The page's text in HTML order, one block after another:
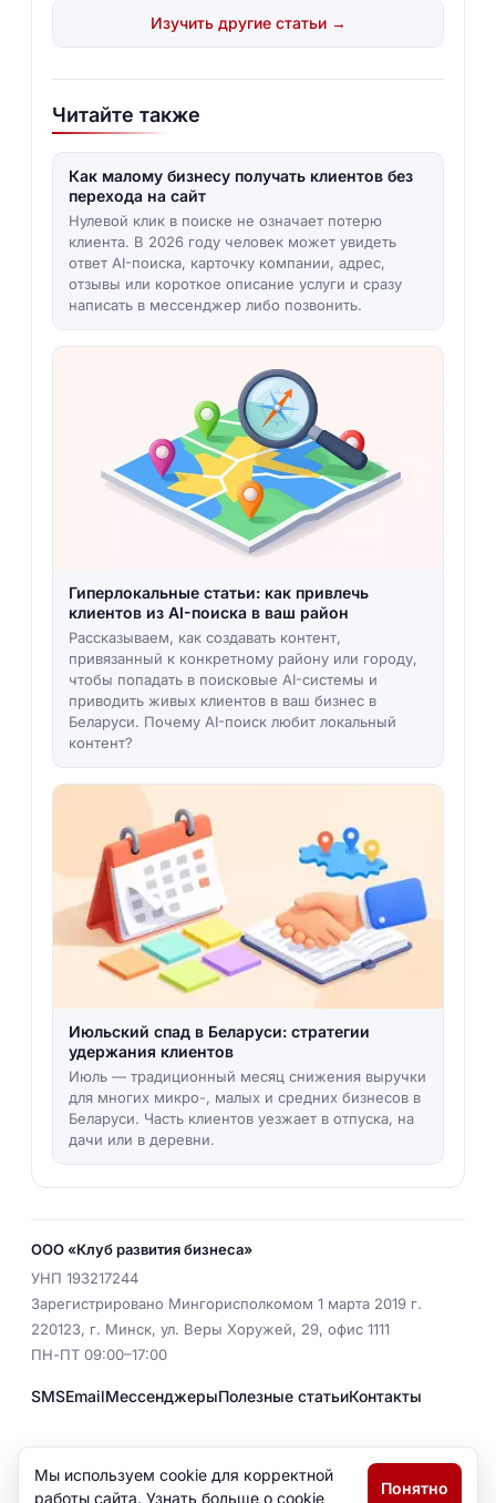
Изучить другие статьи →
Читайте также
Как малому бизнесу получать клиентов без
перехода на сайт
Нулевой клик в поиске не означает потерю
клиента. В 2026 году человек может увидеть
ответ AI-поиска, карточку компании, адрес,
отзывы или короткое описание услуги и сразу
написать в мессенджер либо позвонить.
Гиперлокальные статьи: как привлечь
клиентов из AI-поиска в ваш район
Рассказываем, как создавать контент,
привязанный к конкретному району или городу,
чтобы попадать в поисковые AI-системы и
приводить живых клиентов в ваш бизнес в
Беларуси. Почему AI-поиск любит локальный
контент?
Июльский спад в Беларуси: стратегии
удержания клиентов
Июль — традиционный месяц снижения выручки
для многих микро-, малых и средних бизнесов в
Беларуси. Часть клиентов уезжает в отпуска, на
дачи или в деревни.
ООО «Клуб развития бизнеса»
УНП 193217244
Зарегистрировано Мингорисполкомом 1 марта 2019 г.
220123, г. Минск, ул. Веры Хоружей, 29, офис 1111
ПН-ПТ 09:00–17:00
SMSEmailМессенджерыПолезные статьиКонтакты
EMAIL
office@pr2.by
Политика конфиденциальности
Мы используем cookie для корректной
работы сайта. Узнать больше о cookie
Понятно